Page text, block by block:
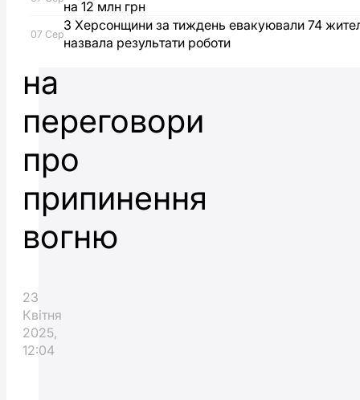
Лондона
на
переговори
про
припинення
вогню
23
Квітня
2025,
12:04
на 12 млн грн
07 Сер
З Херсонщини за тиждень евакуювали 74
назвала результати роботи